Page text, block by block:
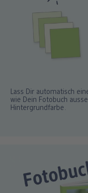
Lass Dir automatisch
wie Dein Fotobuch
Hintergrundfarbe.